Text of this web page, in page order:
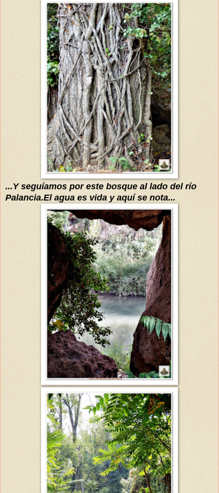
...Y seguíamos por este bosque al lado del río
Palancia.El agua es vida y aquí se nota...